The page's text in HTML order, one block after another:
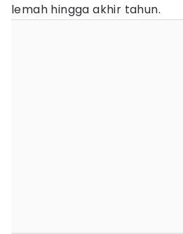
lemah hingga akhir tahun.